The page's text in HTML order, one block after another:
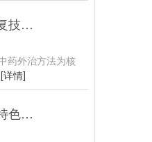
科室共建，中医强直性脊柱炎康复技术输出
药外治方法为核
[详情]
医院住院部中医科、康复科等有特色科室合作！